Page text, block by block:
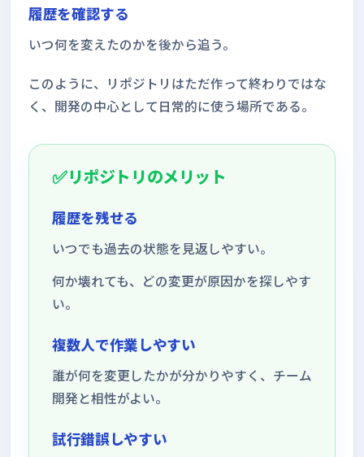
履歴を確認する
いつ何を変えたのかを後から追う。
このように、リポジトリはただ作って終わりではな
く、開発の中心として日常的に使う場所である。
リポジトリのメリット
履歴を残せる
いつでも過去の状態を見返しやすい。
何か壊れても、どの変更が原因かを探しやす
い。
複数人で作業しやすい
誰が何を変更したかが分かりやすく、チーム
開発と相性がよい。
試行錯誤しやすい